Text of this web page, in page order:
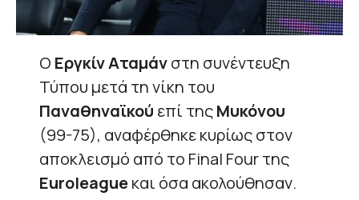
Ο Εργκίν Αταμάνστη συνέντευξη
Τύπου μετά τη νίκη του
Παναθηναϊκού επί τηςΜυκόνου
(99-75), αναφέρθηκε κυρίως στον
αποκλεισμό από το Final Four της
Euroleagueκαι όσα ακολούθησαν.